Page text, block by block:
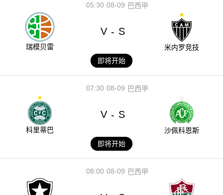
08-09
05:30 巴西甲
瑞模贝雷
V - S
米内罗竞技
即将开始
08-09
07:30 巴西甲
科里蒂巴
V - S
沙佩科恩斯
即将开始
08-09
08:00 巴西甲